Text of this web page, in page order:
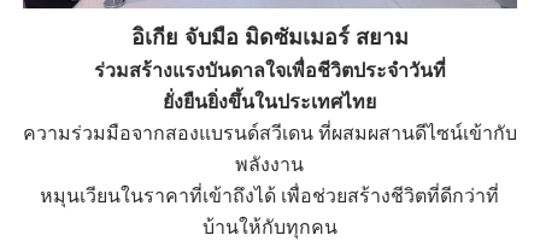
อิเกีย จับมือ มิดซัมเมอร์ สยาม
ร่วมสร้างแรงบันดาลใจเพื่อชีวิตประจำวันที่
ยั่งยืนยิ่งขึ้นในประเทศไทย
ความร่วมมือจากสองแบรนด์สวีเดน ที่ผสมผสานดีไซน์เข้ากับ
พลังงาน
หมุนเวียนในราคาที่เข้าถึงได้ เพื่อช่วยสร้างชีวิตที่ดีกว่าที่
บ้านให้กับทุกคน